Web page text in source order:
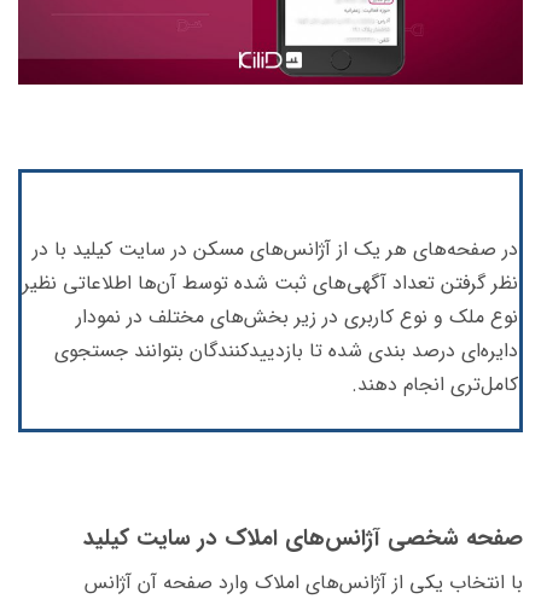
در صفحه‌های هر یک از آژانس‌های مسکن در سایت کیلید با در
نظر گرفتن تعداد آگهی‌های ثبت شده توسط آن‌ها اطلاعاتی نظیر
نوع ملک و نوع کاربری در زیر بخش‌های مختلف در نمودار
دایره‌ای درصد بندی شده‌ تا بازدییدکنندگان بتوانند جستجوی
کامل‌تری انجام دهند.
صفحه شخصی آژانس‌های املاک در سایت کیلید
با انتخاب یکی از آژانس‌های املاک وارد صفحه آن آژانس